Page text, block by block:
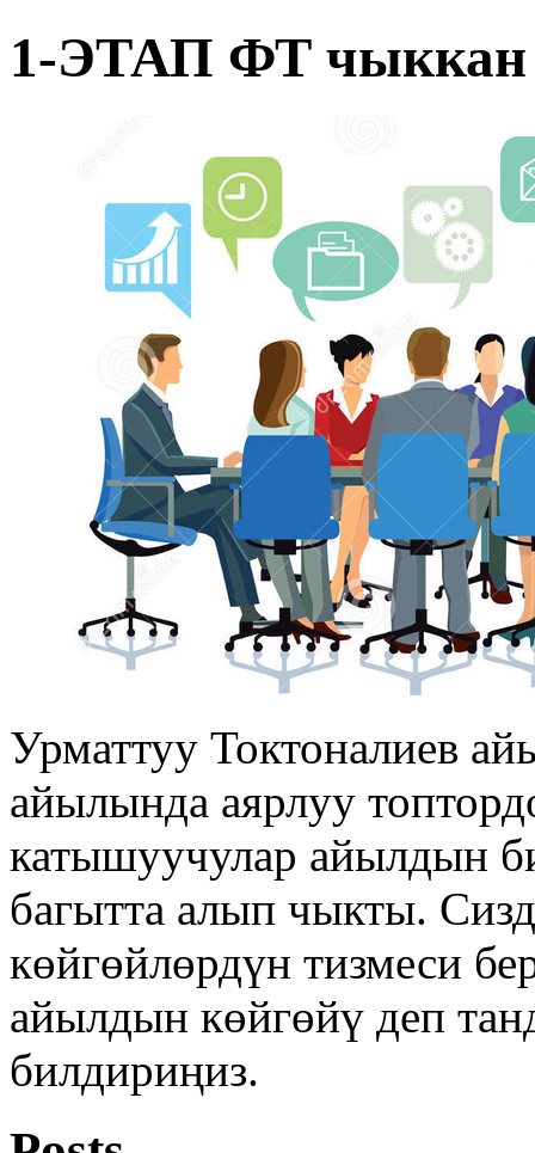
1-ЭТАП ФТ чыккан
Урматтуу Токтоналиев
айылында аярлуу
катышуучулар айылдын
багытта алып чыкты.
көйгөйлөрдүн тизмеси
айылдын көйгөйү деп
билдириңиз.